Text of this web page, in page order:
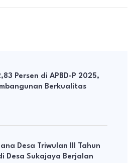
Persen di APBD-P 2025,
Berkualitas
Desa Triwulan III Tahun
Desa Sukajaya Berjalan